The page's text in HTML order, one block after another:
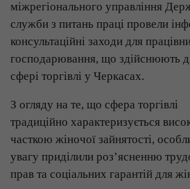
міжрегіонального управління
служби з питань праці провели
консультаційні заходи для
господарювання, що здійснюють
сфері торгівлі у Черкасах.
З огляду на те, що сфера торгівлі
традиційно характеризується
часткою жіночої зайнятості,
увагу приділили роз’ясненню
прав та соціальних гарантій для